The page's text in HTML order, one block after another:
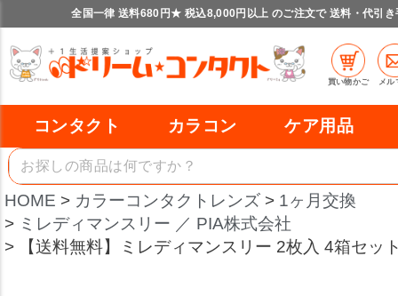
全国一律 送料680円★ 税込8,000円以上 のご注文で 送料・代引き
買い物かご メル
コンタクト カラコン ケア用品
HOME カラーコンタクトレンズ
1ヶ月交換
ミレディマンスリー ／ PIA株式会社
【送料無料】ミレディマンスリー 2枚入 4箱セッ